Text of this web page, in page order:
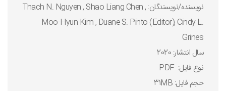
نويسنده/نويسندگان: Thach N. Nguyen , Shao Liang Chen ,
Moo-Hyun Kim , Duane S. Pinto (Editor), Cindy L.
Grines
سال انتشار: 2020
نوع فايل: PDF
حجم فايل: 31MB